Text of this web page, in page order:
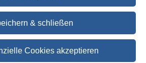
& schließen
Cookies akzeptieren